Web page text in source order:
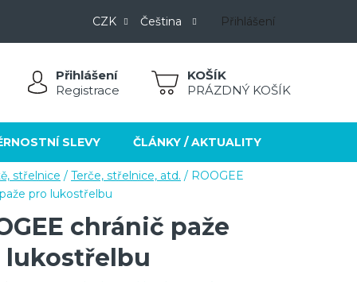
CZK Čeština Přihlášení
Přihlášení
Registrace
NÁKUPNÍPRÁZDNÝ KOŠÍK
SLEVY ČLÁNKY / AKTUALITY
střelnice / Terče, střelnice, atd. / ROOGEE
pro lukostřelbu
chránič paže
lukostřelbu